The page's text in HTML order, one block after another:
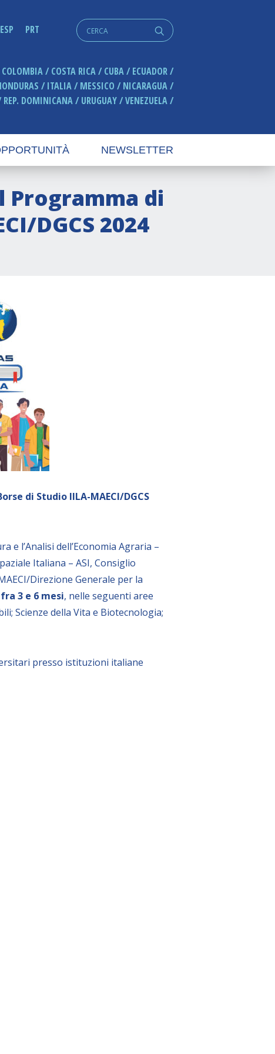
ESP PRT q
Cerca:
COLOMBIA COSTA RICA CUBA
ECUADOR
ITALIA MESSICO
NICARAGUA
REP. DOMINICANA URUGUAY VENEZUELA
NEWSLETTER
di
DGCS 2024
di Studio IILA-MAECI/DGCS
e l’Analisi dell’Economia Agraria –
Italiana – ASI, Consiglio
Direzione Generale per la
3 e 6 mesi, nelle seguenti aree
Scienze della Vita e Biotecnologia;
presso istituzioni italiane